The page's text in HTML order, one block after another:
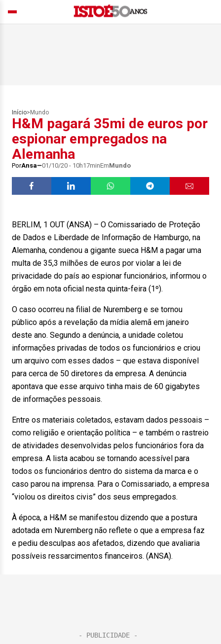
Início> Mundo
H&M pagará 35mi de euros por
espionar empregados na
Alemanha
PorAnsa 01/10/20 - 10h17minEmMundo
BERLIM, 1 OUT (ANSA) – O Comissariado de Proteção
de Dados e Liberdade de Informação de Hamburgo, na
Alemanha, condenou a gigante sueca H&M a pagar uma
multa de 35,3 milhões de euros por violar a lei de
privacidade do país ao espionar funcionários, informou o
órgão em nota oficial nesta quinta-feira (1º).
O caso ocorreu na filial de Nuremberg e se tornou
público após a revelação da mídia alemã em janeiro
deste ano. Segundo a denúncia, a unidade coletou
informações privadas de todos os funcionários e criou
um arquivo com esses dados – que estava disponível
para cerca de 50 diretores da empresa. A denúncia
apontava que esse arquivo tinha mais de 60 gigabytes
de informações pessoais.
Entre os materiais coletados, estavam dados pessoais –
como religião e orientação política – e também o rastreio
de atividades desenvolvidas pelos funcionários fora da
empresa. A lista acabou se tornando acessível para
todos os funcionários dentro do sistema da marca e o
caso parou na imprensa. Para o Comissariado, a empresa
“violou os direitos civis” dos seus empregados.
À época, a H&M se manifestou dizendo que a postura
adotada em Nuremberg não reflete o que a empresa faz
e pediu desculpas aos afetados, dizendo que avaliaria
possíveis ressarcimentos financeiros. (ANSA).